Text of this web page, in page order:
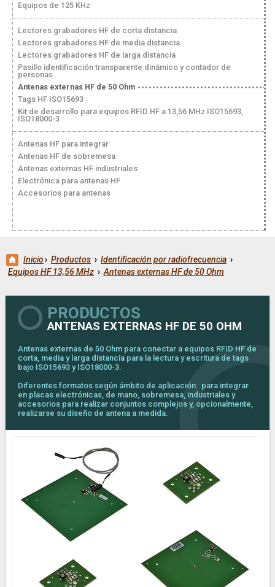
Equipos de 125 KHz
Lectores grabadores HF de corta distancia
Lectores grabadores HF de media distancia
Lectores grabadores HF de larga distancia
Pasillo identificación transparente dinámico y contador de
personas
Antenas externas HF de 50 Ohm
Tags HF ISO15693
Kit de desarrollo para equipos RFID HF a 13,56 MHz ISO15693,
ISO18000-3
Antenas HF para integrar
Antenas HF de sobremesa
Antenas externas HF industriales
Electrónica para antenas HF
Accesorios para antenas
Inicio› Productos › Identificación por radiofrecuencia ›
Equipos HF 13,56 MHz › Antenas externas HF de 50 Ohm
PRODUCTOS
ANTENAS EXTERNAS HF DE 50 OHM
Antenas externas de 50 Ohm para conectar a equipos RFID HF de
corta, media y larga distancia para la lectura y escritura de tags
bajo ISO15693 y ISO18000-3.
Diferentes formatos según ámbito de aplicación: para integrar
en placas electrónicas, de mano, sobremesa, industriales y
accesorios para realizar conjuntos complejos y, opcionalmente,
realizarse su diseño de antena a medida.